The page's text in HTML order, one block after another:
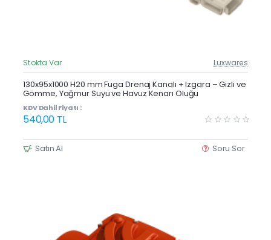
Güncel Fiyat
Yeni Ürün
Stokta Var Luxwares
130x95x1000 H20 mm Fuga Drenaj Kanalı + Izgara – Gizli ve
Gömme, Yağmur Suyu ve Havuz Kenarı Oluğu
KDV Dahil Fiyatı :
540,00 TL
Satın Al Soru Sor